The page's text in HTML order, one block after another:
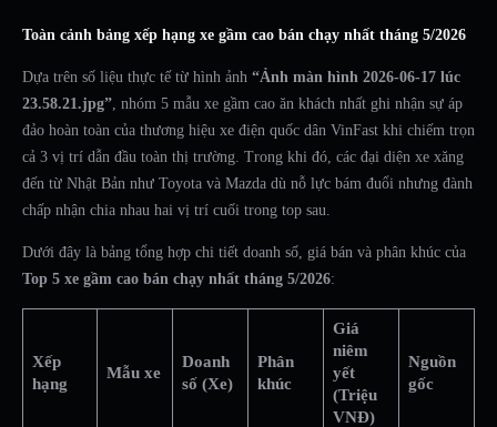
Toàn cảnh bảng xếp hạng xe gầm cao bán chạy nhất tháng 5/2026
Dựa trên số liệu thực tế từ hình ảnh “Ảnh màn hình 2026-06-17 lúc
23.58.21.jpg”, nhóm 5 mẫu xe gầm cao ăn khách nhất ghi nhận sự áp
đảo hoàn toàn của thương hiệu xe điện quốc dân VinFast khi chiếm trọn
cả 3 vị trí dẫn đầu toàn thị trường. Trong khi đó, các đại diện xe xăng
đến từ Nhật Bản như Toyota và Mazda dù nỗ lực bám đuổi nhưng đành
chấp nhận chia nhau hai vị trí cuối trong top sau.
Dưới đây là bảng tổng hợp chi tiết doanh số, giá bán và phân khúc của
Top 5 xe gầm cao bán chạy nhất tháng 5/2026:
Xếp
hạng
Mẫu xe
Doanh
số (Xe)
Phân
khúc
Giá
niêm
yết
(Triệu
VNĐ)
Nguồn
gốc